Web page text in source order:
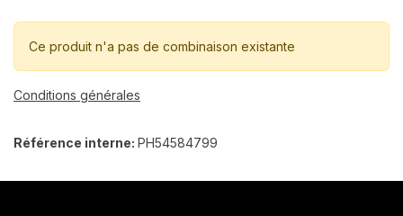
Ce produit n'a pas de combinaison existante
Conditions générales
Référence interne: PH54584799